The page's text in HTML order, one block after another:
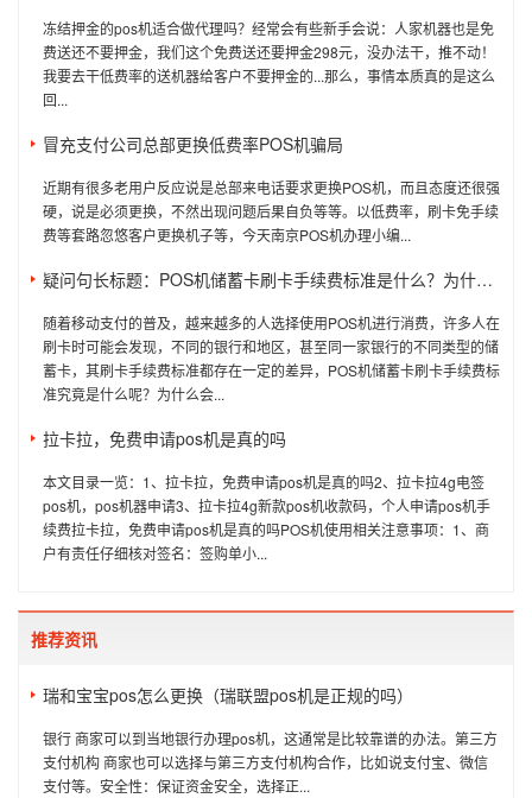
冻结押金的pos机适合做代理吗？经常会有些新手会说：人家机器也是免
费送还不要押金，我们这个免费送还要押金298元，没办法干，推不动！
我要去干低费率的送机器给客户不要押金的...那么，事情本质真的是这么
回...
冒充支付公司总部更换低费率POS机骗局
近期有很多老用户反应说是总部来电话要求更换POS机，而且态度还很强
硬，说是必须更换，不然出现问题后果自负等等。以低费率，刷卡免手续
费等套路忽悠客户更换机子等，今天南京POS机办理小编...
疑问句长标题：POS机储蓄卡刷卡手续费标准是什么？为什么不同银行和地区的收费标准存在差异？
随着移动支付的普及，越来越多的人选择使用POS机进行消费，许多人在
刷卡时可能会发现，不同的银行和地区，甚至同一家银行的不同类型的储
蓄卡，其刷卡手续费标准都存在一定的差异，POS机储蓄卡刷卡手续费标
准究竟是什么呢？为什么会...
拉卡拉，免费申请pos机是真的吗
本文目录一览：1、拉卡拉，免费申请pos机是真的吗2、拉卡拉4g电签
pos机，pos机器申请3、拉卡拉4g新款pos机收款码，个人申请pos机手
续费拉卡拉，免费申请pos机是真的吗POS机使用相关注意事项：1、商
户有责任仔细核对签名：签购单小...
推荐资讯
瑞和宝宝pos怎么更换（瑞联盟pos机是正规的吗）
银行 商家可以到当地银行办理pos机，这通常是比较靠谱的办法。第三方
支付机构 商家也可以选择与第三方支付机构合作，比如说支付宝、微信
支付等。安全性：保证资金安全，选择正...